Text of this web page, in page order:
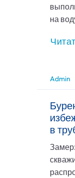
на
Admin
в